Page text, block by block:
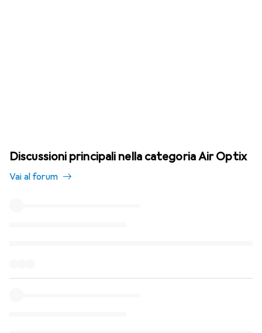
Discussioni principali nella categoria Air Optix
Vai al forum